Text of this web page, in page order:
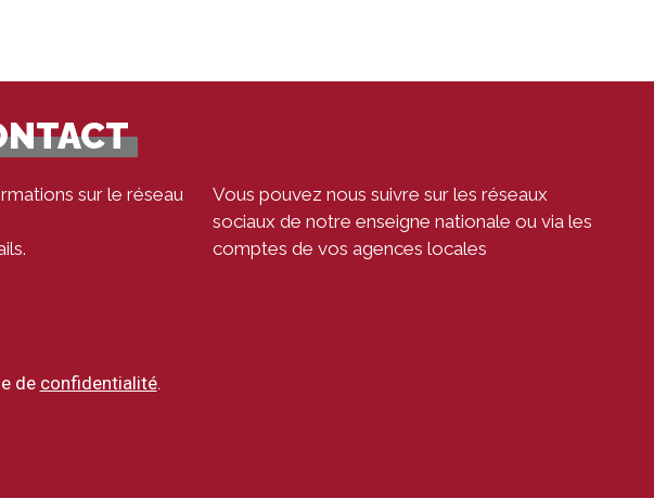
sur le réseau
de confidentialité.
Vous pouvez nous suivre sur les réseaux
sociaux de notre enseigne nationale ou via les
comptes de vos agences locales